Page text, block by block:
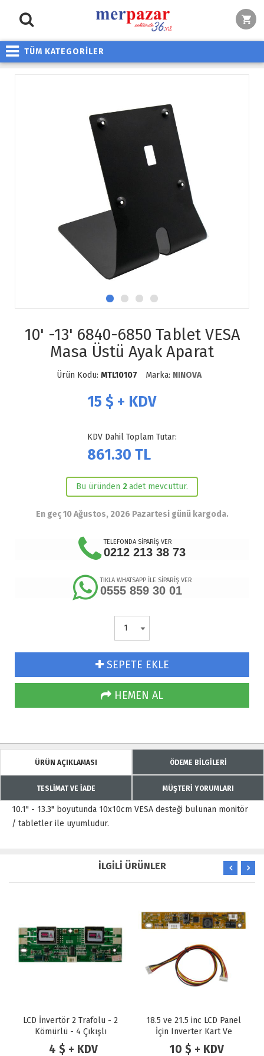
TÜM KATEGORİLER
10' -13' 6840-6850 Tablet VESA
Masa Üstü Ayak Aparat
Ürün Kodu: MTL10107 Marka: NINOVA
15 $ + KDV
KDV Dahil Toplam Tutar:
861.30 TL
Bu üründen 2adet mevcuttur.
En geç 10 Ağustos, 2026 Pazartesi günü kargoda.
TELEFONDA SİPARİŞ VER
0212 213 38 73
TIKLA WHATSAPP İLE SİPARİŞ VER
0555 859 30 01
SEPETE EKLE
HEMEN AL
ÜRÜN AÇIKLAMASI ÖDEME BİLGİLERİ
TESLİMAT VE İADE MÜŞTERİ YORUMLARI
10.1" - 13.3" boyutunda 10x10cm VESA desteği bulunan monitör
/ tabletler ile uyumludur.
İLGİLİ ÜRÜNLER
LCD İnvertör 2 Trafolu - 2
Kömürlü - 4 Çıkışlı
(E176756)
4 $ + KDV
18.5 ve 21.5 inc LCD Panel
İçin Inverter Kart Ve
Kablosu
10 $ + KDV